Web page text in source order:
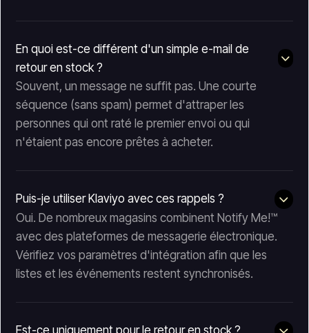
En quoi est-ce différent d'un simple e-mail de
retour en stock ?
Souvent, un message ne suffit pas. Une courte
séquence (sans spam) permet d'attraper les
personnes qui ont raté le premier envoi ou qui
n'étaient pas encore prêtes à acheter.
Puis-je utiliser Klaviyo avec ces rappels ?
Oui. De nombreux magasins combinent Notify Me!™
avec des plateformes de messagerie électronique.
Vérifiez vos paramètres d'intégration afin que les
listes et les événements restent synchronisés.